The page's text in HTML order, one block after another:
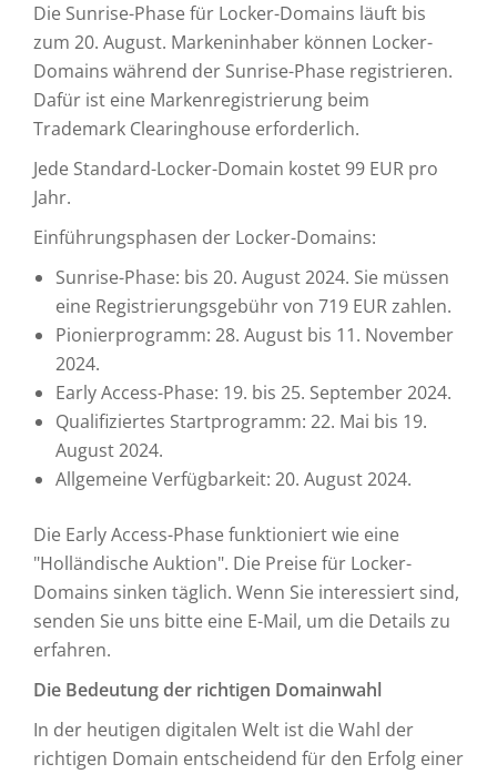
Die Sunrise-Phase für Locker-Domains läuft bis
zum 20. August. Markeninhaber können Locker-
Domains während der Sunrise-Phase registrieren.
Dafür ist eine Markenregistrierung beim
Trademark Clearinghouse erforderlich.
Jede Standard-Locker-Domain kostet 99 EUR pro
Jahr.
Einführungsphasen der Locker-Domains:
Sunrise-Phase: bis 20. August 2024. Sie müssen
eine Registrierungsgebühr von 719 EUR zahlen.
Pionierprogramm: 28. August bis 11. November
2024.
Early Access-Phase: 19. bis 25. September 2024.
Qualifiziertes Startprogramm: 22. Mai bis 19.
August 2024.
Allgemeine Verfügbarkeit: 20. August 2024.
Die Early Access-Phase funktioniert wie eine
"Holländische Auktion". Die Preise für Locker-
Domains sinken täglich. Wenn Sie interessiert sind,
senden Sie uns bitte eine E-Mail, um die Details zu
erfahren.
Die Bedeutung der richtigen Domainwahl
In der heutigen digitalen Welt ist die Wahl der
richtigen Domain entscheidend für den Erfolg einer